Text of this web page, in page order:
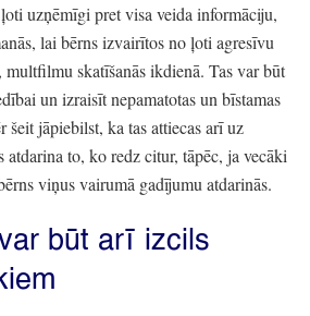
uzņēmīgi pret visa veida informāciju,
lai bērns izvairītos no ļoti agresīvu
multfilmu skatīšanās ikdienā. Tas var būt
un izraisīt nepamatotas un bīstamas
šeit jāpiebilst, ka tas attiecas arī uz
atdarina to, ko redz citur, tāpēc, ja vecāki
viņus vairumā gadījumu atdarinās.
būt arī izcils